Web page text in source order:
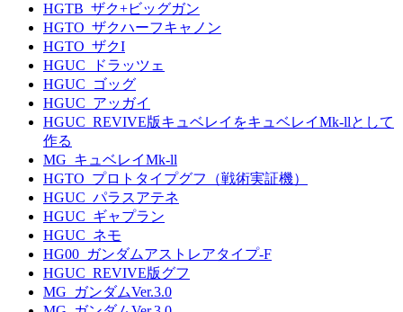
HGTB_ザク+ビッグガン
HGTO_ザクハーフキャノン
HGTO_ザクI
HGUC_ドラッツェ
HGUC_ゴッグ
HGUC_アッガイ
HGUC_REVIVE版キュベレイをキュベレイMk-llとして
作る
MG_キュベレイMk-ll
HGTO_プロトタイプグフ（戦術実証機）
HGUC_パラスアテネ
HGUC_ギャプラン
HGUC_ネモ
HG00_ガンダムアストレアタイプ-F
HGUC_REVIVE版グフ
MG_ガンダムVer.3.0